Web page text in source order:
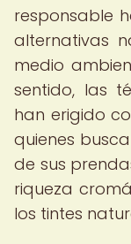
responsable
alternativas
medio
sentido, las
han erigido
quienes
de sus
riqueza
los tintes